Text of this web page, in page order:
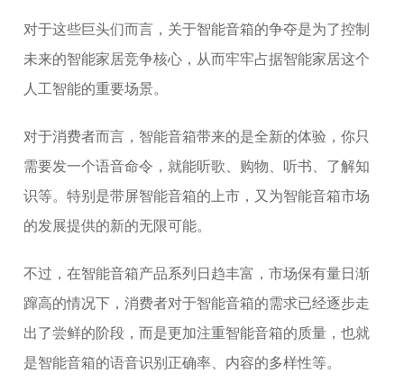
对于这些巨头们而言，关于智能音箱的争夺是为了控制
未来的智能家居竞争核心，从而牢牢占据智能家居这个
人工智能的重要场景。
对于消费者而言，智能音箱带来的是全新的体验，你只
需要发一个语音命令，就能听歌、购物、听书、了解知
识等。特别是带屏智能音箱的上市，又为智能音箱市场
的发展提供的新的无限可能。
不过，在智能音箱产品系列日趋丰富，市场保有量日渐
蹿高的情况下，消费者对于智能音箱的需求已经逐步走
出了尝鲜的阶段，而是更加注重智能音箱的质量，也就
是智能音箱的语音识别正确率、内容的多样性等。